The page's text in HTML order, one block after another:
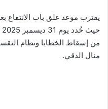
يقترب موعد غلق باب الانتفاع
من إسقاط الخطايا ونظام
منال الدقي.